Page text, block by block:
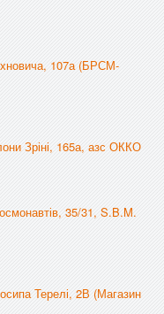
107а (БРСМ-
Зріні, 165а, азс ОККО
35/31, S.B.M.
Терелі, 2В (Магазин